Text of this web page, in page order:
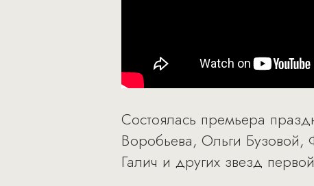
Состоялась премьера
Воробьева, Ольги
Галич и других звезд